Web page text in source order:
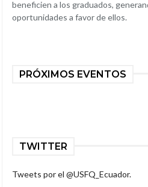
beneficien a los graduados,
oportunidades a favor de ellos.
PRÓXIMOS EVENTOS
TWITTER
Tweets por el @USFQ_Ecuador.